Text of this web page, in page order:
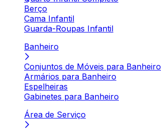
Berço
Cama Infantil
Guarda-Roupas Infantil
Banheiro
Conjuntos de Móveis para Banheiro
Armários para Banheiro
Espelheiras
Gabinetes para Banheiro
Área de Serviço